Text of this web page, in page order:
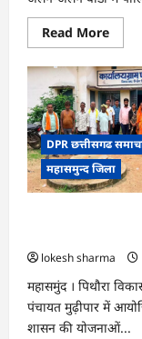
Read MoreRead
more
CG
:
8
के
2
दर्जन
से
अधिक
लोग
DPR छत्तीसगढ
महासमुन्द जिला
lokesh sharma
महासमुंद । पिथौरा
पंचायत मुढ़ीपार में
शासन की योजनाओं...